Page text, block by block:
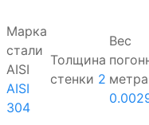
Марка
стали
AISI
AISI
304
Толщина
стенки 2
Вес
метра